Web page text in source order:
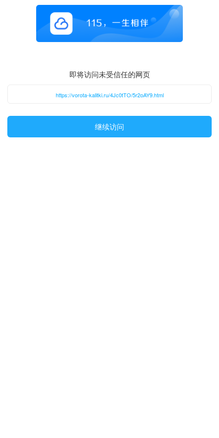
即将访问未受信任的网页
https://vorota-kalitki.ru/4Jc0tTO/5r2oAY9.html
继续访问